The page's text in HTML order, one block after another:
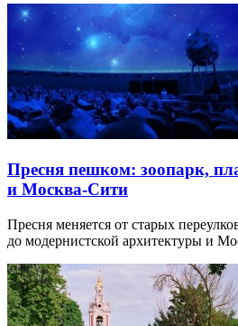
Пресня пешком: зоопарк,
и Москва-Сити
Пресня меняется от старых
до модернистской архитектуры и